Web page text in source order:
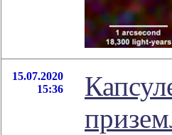
15.07.2020
15:36